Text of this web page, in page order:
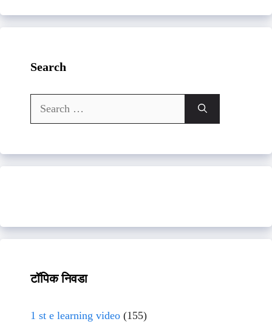
Search
Search
for:
टॉपिक निवडा
1 st e learning video (155)